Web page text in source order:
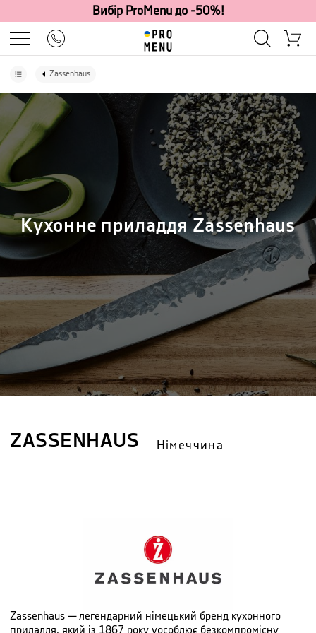
Вибір ProMenu до -50%!
Zassenhaus
Кухонне приладдя Zassenhaus
ZASSENHAUS Німеччина
Zassenhaus — легендарний німецький бренд кухонного
приладдя, який із 1867 року уособлює безкомпромісну